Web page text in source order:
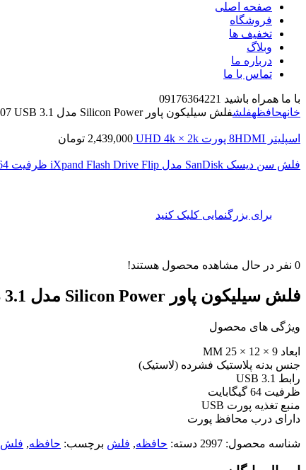
صفحه اصلی
فروشگاه
تخفیف ها
وبلاگ
درباره ما
تماس با ما
با ما همراه باشید 09176364221
خانهحافظهفلشفلش سیلیکون پاور Silicon Power مدل Jewel J07 USB 3.1 ظرفیت 64 گیگابایت
اسپلیتر 8HDMI پورت UHD 4k × 2k 2,439,000 تومان
فلش سن دیسک SanDisk مدل iXpand Flash Drive Flip ظرفیت 64 گیگابایت
برای بزرگنمایی کلیک کنید
0 نفر در حال مشاهده محصول هستند!
فلش سیلیکون پاور Silicon Power مدل Jewel J07 USB 3.1 ظرفیت 64 گیگابایت
ویژگی های محصول
ابعاد 9 × 12 × 25 MM
جنس بدنه پلاستیک فشرده (لاستیک)
رابط‌ USB 3.1
ظرفیت 64 گیگابایت
منبع تغذیه پورت USB
دارای درب محافظ پورت
شناسه محصول: 2997 دسته: حافظه, فلش برچسب: حافظه, فلش